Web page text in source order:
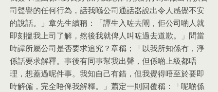
司聲譽的任何行為，話我喺公司通話器說出令人感覺不安
的說話。」章先生續稱：「譚生入咗去閘，佢公司啲人就
即刻搵我上司了解，然後我就俾人叫咗過去道歉。」問當
時譚所屬公司是否要求追究？章稱；「以我所知係冇，淨
係話要求解釋。事後有同事幫我出聲，但係啲上級都唔
理，想蓋過呢件事。我知自己有錯，但我覺得唔至於要即
時解僱，完全唔俾我解釋。」蕭定一則回覆稱：「呢啲係